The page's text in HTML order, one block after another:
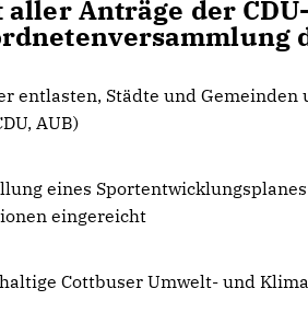
aller Anträge der
entlasten, Städte und
AUB)
eines
eingereicht
Cottbuser Umwelt- und